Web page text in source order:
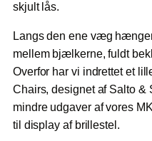
skjult lås.
Langs den ene væg
mellem bjælkerne, fuldt
Overfor har vi indrettet et
Chairs, designet af Salto &
mindre udgaver af vores
til display af brillestel.